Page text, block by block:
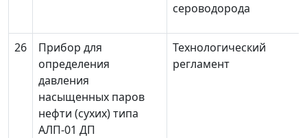
сероводорода
26
Прибор для
определения
давления
насыщенных паров
нефти (сухих) типа
АЛП-01 ДП
Технологический
регламент